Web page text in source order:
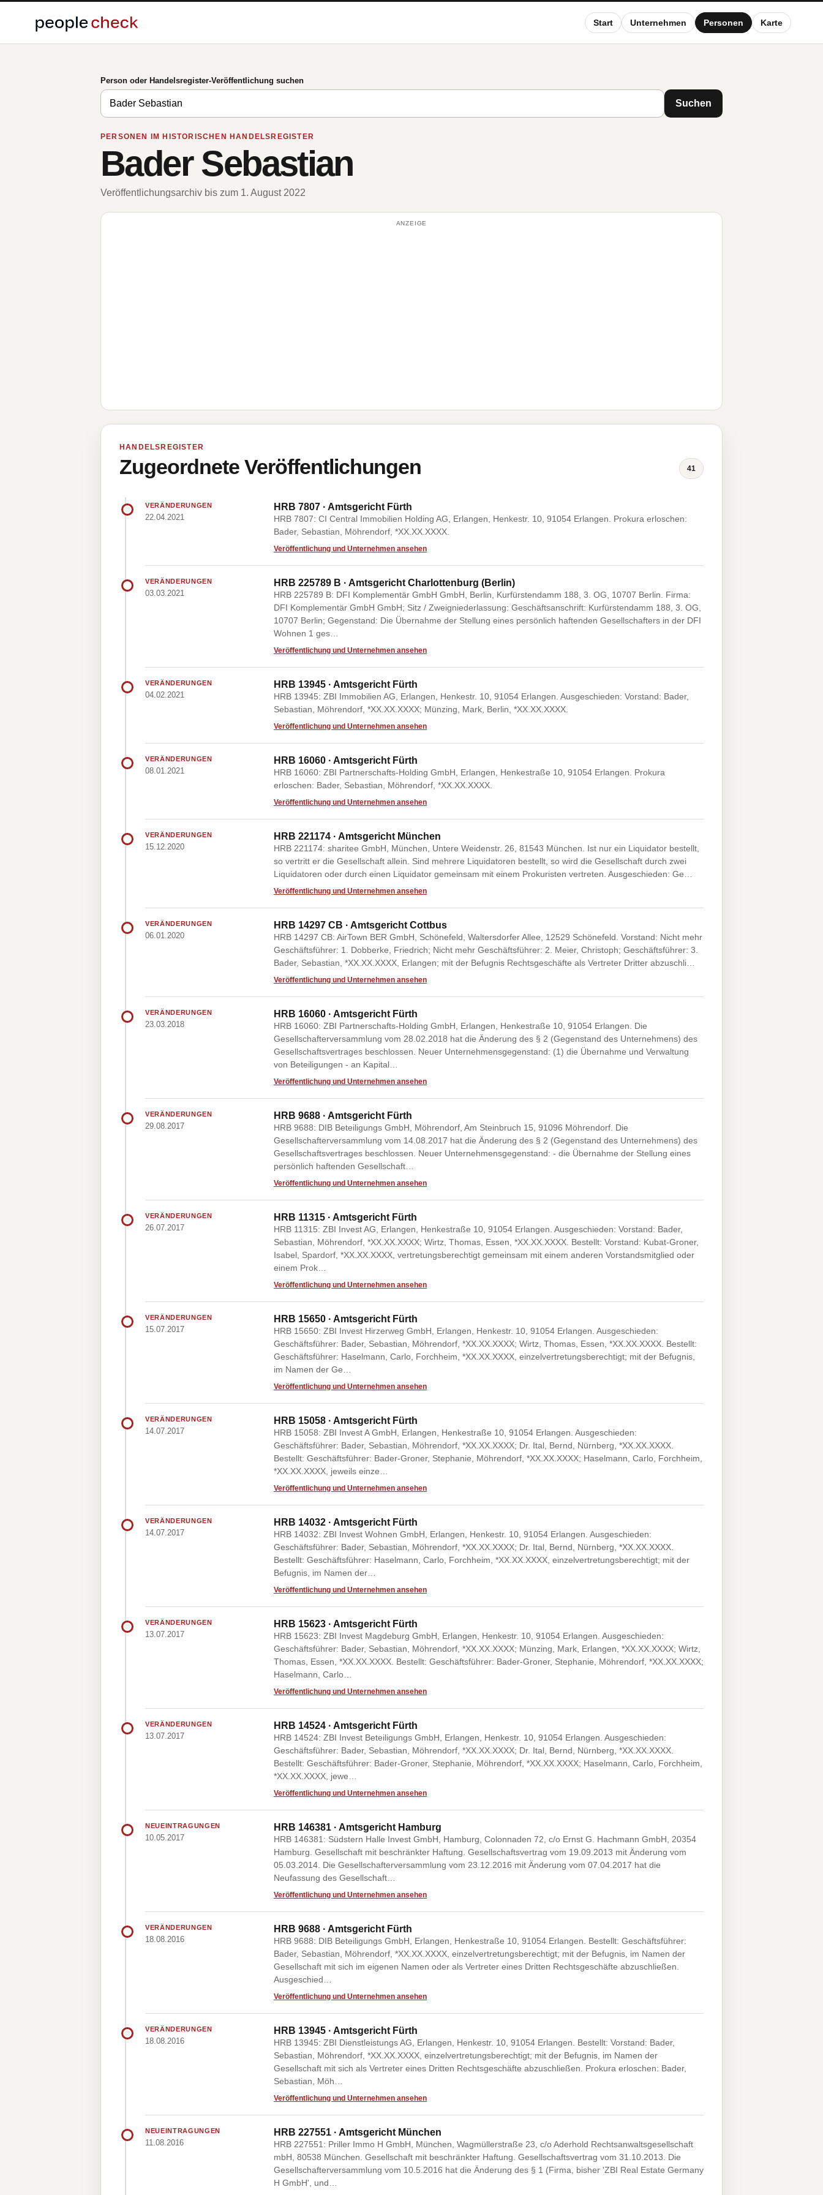
Start Unternehmen Personen Karte
Person oder Handelsregister-Veröffentlichung suchen
Suchen
PERSONEN IM HISTORISCHEN HANDELSREGISTER
Bader Sebastian
Veröffentlichungsarchiv bis zum 1. August 2022
ANZEIGE
HANDELSREGISTER
Zugeordnete Veröffentlichungen 41
VERÄNDERUNGEN
22.04.2021
HRB 7807 · Amtsgericht Fürth
HRB 7807: CI Central Immobilien Holding AG, Erlangen, Henkestr. 10, 91054 Erlangen. Prokura erloschen:
Bader, Sebastian, Möhrendorf, *XX.XX.XXXX.
Veröffentlichung und Unternehmen ansehen
VERÄNDERUNGEN
03.03.2021
HRB 225789 B · Amtsgericht Charlottenburg (Berlin)
HRB 225789 B: DFI Komplementär GmbH GmbH, Berlin, Kurfürstendamm 188, 3. OG, 10707 Berlin. Firma:
DFI Komplementär GmbH GmbH; Sitz / Zweigniederlassung: Geschäftsanschrift: Kurfürstendamm 188, 3. OG,
10707 Berlin; Gegenstand: Die Übernahme der Stellung eines persönlich haftenden Gesellschafters in der DFI
Wohnen 1 ges…
Veröffentlichung und Unternehmen ansehen
VERÄNDERUNGEN
04.02.2021
HRB 13945 · Amtsgericht Fürth
HRB 13945: ZBI Immobilien AG, Erlangen, Henkestr. 10, 91054 Erlangen. Ausgeschieden: Vorstand: Bader,
Sebastian, Möhrendorf, *XX.XX.XXXX; Münzing, Mark, Berlin, *XX.XX.XXXX.
Veröffentlichung und Unternehmen ansehen
VERÄNDERUNGEN
08.01.2021
HRB 16060 · Amtsgericht Fürth
HRB 16060: ZBI Partnerschafts-Holding GmbH, Erlangen, Henkestraße 10, 91054 Erlangen. Prokura
erloschen: Bader, Sebastian, Möhrendorf, *XX.XX.XXXX.
Veröffentlichung und Unternehmen ansehen
VERÄNDERUNGEN
15.12.2020
HRB 221174 · Amtsgericht München
HRB 221174: sharitee GmbH, München, Untere Weidenstr. 26, 81543 München. Ist nur ein Liquidator bestellt,
so vertritt er die Gesellschaft allein. Sind mehrere Liquidatoren bestellt, so wird die Gesellschaft durch zwei
Liquidatoren oder durch einen Liquidator gemeinsam mit einem Prokuristen vertreten. Ausgeschieden: Ge…
Veröffentlichung und Unternehmen ansehen
VERÄNDERUNGEN
06.01.2020
HRB 14297 CB · Amtsgericht Cottbus
HRB 14297 CB: AirTown BER GmbH, Schönefeld, Waltersdorfer Allee, 12529 Schönefeld. Vorstand: Nicht mehr
Geschäftsführer: 1. Dobberke, Friedrich; Nicht mehr Geschäftsführer: 2. Meier, Christoph; Geschäftsführer: 3.
Bader, Sebastian, *XX.XX.XXXX, Erlangen; mit der Befugnis Rechtsgeschäfte als Vertreter Dritter abzuschli…
Veröffentlichung und Unternehmen ansehen
VERÄNDERUNGEN
23.03.2018
HRB 16060 · Amtsgericht Fürth
HRB 16060: ZBI Partnerschafts-Holding GmbH, Erlangen, Henkestraße 10, 91054 Erlangen. Die
Gesellschafterversammlung vom 28.02.2018 hat die Änderung des § 2 (Gegenstand des Unternehmens) des
Gesellschaftsvertrages beschlossen. Neuer Unternehmensgegenstand: (1) die Übernahme und Verwaltung
von Beteiligungen - an Kapital…
Veröffentlichung und Unternehmen ansehen
VERÄNDERUNGEN
29.08.2017
HRB 9688 · Amtsgericht Fürth
HRB 9688: DIB Beteiligungs GmbH, Möhrendorf, Am Steinbruch 15, 91096 Möhrendorf. Die
Gesellschafterversammlung vom 14.08.2017 hat die Änderung des § 2 (Gegenstand des Unternehmens) des
Gesellschaftsvertrages beschlossen. Neuer Unternehmensgegenstand: - die Übernahme der Stellung eines
persönlich haftenden Gesellschaft…
Veröffentlichung und Unternehmen ansehen
VERÄNDERUNGEN
26.07.2017
HRB 11315 · Amtsgericht Fürth
HRB 11315: ZBI Invest AG, Erlangen, Henkestraße 10, 91054 Erlangen. Ausgeschieden: Vorstand: Bader,
Sebastian, Möhrendorf, *XX.XX.XXXX; Wirtz, Thomas, Essen, *XX.XX.XXXX. Bestellt: Vorstand: Kubat-Groner,
Isabel, Spardorf, *XX.XX.XXXX, vertretungsberechtigt gemeinsam mit einem anderen Vorstandsmitglied oder
einem Prok…
Veröffentlichung und Unternehmen ansehen
VERÄNDERUNGEN
15.07.2017
HRB 15650 · Amtsgericht Fürth
HRB 15650: ZBI Invest Hirzerweg GmbH, Erlangen, Henkestr. 10, 91054 Erlangen. Ausgeschieden:
Geschäftsführer: Bader, Sebastian, Möhrendorf, *XX.XX.XXXX; Wirtz, Thomas, Essen, *XX.XX.XXXX. Bestellt:
Geschäftsführer: Haselmann, Carlo, Forchheim, *XX.XX.XXXX, einzelvertretungsberechtigt; mit der Befugnis,
im Namen der Ge…
Veröffentlichung und Unternehmen ansehen
VERÄNDERUNGEN
14.07.2017
HRB 15058 · Amtsgericht Fürth
HRB 15058: ZBI Invest A GmbH, Erlangen, Henkestraße 10, 91054 Erlangen. Ausgeschieden:
Geschäftsführer: Bader, Sebastian, Möhrendorf, *XX.XX.XXXX; Dr. Ital, Bernd, Nürnberg, *XX.XX.XXXX.
Bestellt: Geschäftsführer: Bader-Groner, Stephanie, Möhrendorf, *XX.XX.XXXX; Haselmann, Carlo, Forchheim,
*XX.XX.XXXX, jeweils einze…
Veröffentlichung und Unternehmen ansehen
VERÄNDERUNGEN
14.07.2017
HRB 14032 · Amtsgericht Fürth
HRB 14032: ZBI Invest Wohnen GmbH, Erlangen, Henkestr. 10, 91054 Erlangen. Ausgeschieden:
Geschäftsführer: Bader, Sebastian, Möhrendorf, *XX.XX.XXXX; Dr. Ital, Bernd, Nürnberg, *XX.XX.XXXX.
Bestellt: Geschäftsführer: Haselmann, Carlo, Forchheim, *XX.XX.XXXX, einzelvertretungsberechtigt; mit der
Befugnis, im Namen der…
Veröffentlichung und Unternehmen ansehen
VERÄNDERUNGEN
13.07.2017
HRB 15623 · Amtsgericht Fürth
HRB 15623: ZBI Invest Magdeburg GmbH, Erlangen, Henkestr. 10, 91054 Erlangen. Ausgeschieden:
Geschäftsführer: Bader, Sebastian, Möhrendorf, *XX.XX.XXXX; Münzing, Mark, Erlangen, *XX.XX.XXXX; Wirtz,
Thomas, Essen, *XX.XX.XXXX. Bestellt: Geschäftsführer: Bader-Groner, Stephanie, Möhrendorf, *XX.XX.XXXX;
Haselmann, Carlo…
Veröffentlichung und Unternehmen ansehen
VERÄNDERUNGEN
13.07.2017
HRB 14524 · Amtsgericht Fürth
HRB 14524: ZBI Invest Beteiligungs GmbH, Erlangen, Henkestr. 10, 91054 Erlangen. Ausgeschieden:
Geschäftsführer: Bader, Sebastian, Möhrendorf, *XX.XX.XXXX; Dr. Ital, Bernd, Nürnberg, *XX.XX.XXXX.
Bestellt: Geschäftsführer: Bader-Groner, Stephanie, Möhrendorf, *XX.XX.XXXX; Haselmann, Carlo, Forchheim,
*XX.XX.XXXX, jewe…
Veröffentlichung und Unternehmen ansehen
NEUEINTRAGUNGEN
10.05.2017
HRB 146381 · Amtsgericht Hamburg
HRB 146381: Südstern Halle Invest GmbH, Hamburg, Colonnaden 72, c/o Ernst G. Hachmann GmbH, 20354
Hamburg. Gesellschaft mit beschränkter Haftung. Gesellschaftsvertrag vom 19.09.2013 mit Änderung vom
05.03.2014. Die Gesellschafterversammlung vom 23.12.2016 mit Änderung vom 07.04.2017 hat die
Neufassung des Gesellschaft…
Veröffentlichung und Unternehmen ansehen
VERÄNDERUNGEN
18.08.2016
HRB 9688 · Amtsgericht Fürth
HRB 9688: DIB Beteiligungs GmbH, Erlangen, Henkestraße 10, 91054 Erlangen. Bestellt: Geschäftsführer:
Bader, Sebastian, Möhrendorf, *XX.XX.XXXX, einzelvertretungsberechtigt; mit der Befugnis, im Namen der
Gesellschaft mit sich im eigenen Namen oder als Vertreter eines Dritten Rechtsgeschäfte abzuschließen.
Ausgeschied…
Veröffentlichung und Unternehmen ansehen
VERÄNDERUNGEN
18.08.2016
HRB 13945 · Amtsgericht Fürth
HRB 13945: ZBI Dienstleistungs AG, Erlangen, Henkestr. 10, 91054 Erlangen. Bestellt: Vorstand: Bader,
Sebastian, Möhrendorf, *XX.XX.XXXX, einzelvertretungsberechtigt; mit der Befugnis, im Namen der
Gesellschaft mit sich als Vertreter eines Dritten Rechtsgeschäfte abzuschließen. Prokura erloschen: Bader,
Sebastian, Möh…
Veröffentlichung und Unternehmen ansehen
NEUEINTRAGUNGEN
11.08.2016
HRB 227551 · Amtsgericht München
HRB 227551: Priller Immo H GmbH, München, Wagmüllerstraße 23, c/o Aderhold Rechtsanwaltsgesellschaft
mbH, 80538 München. Gesellschaft mit beschränkter Haftung. Gesellschaftsvertrag vom 31.10.2013. Die
Gesellschafterversammlung vom 10.5.2016 hat die Änderung des § 1 (Firma, bisher 'ZBI Real Estate Germany
H GmbH', und…